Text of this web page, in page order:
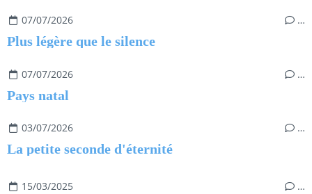
07/07/2026 …
Plus légère que le silence
07/07/2026 …
Pays natal
03/07/2026 …
La petite seconde d'éternité
15/03/2025 …